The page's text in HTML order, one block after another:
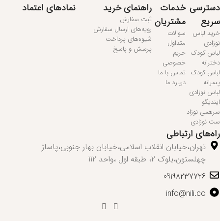
دسترسی
سریع
خرید لباس
نوزادی
لباس کودک
دخترانه
لباس کودک
پسرانه
لباس نوزادی
ایندیگو
سرهمی نوزاد
ست نوزادی
خدمات
مشتریان
سوالات
متداول
حریم
خصوصی
تماس با ما
درباره ما
راهنمای خرید
ثبت سفارش
رویه‌های ارسال سفارش
شیوه‌های پرداخت
پرسش و پاسخ
نمادهای اعتماد
راه‌های ارتباطی
تهران،خیابان انقلاب اسلامی،خیابان بهار جنوبی،پاساژ
چهلستون،بلوک 2، طبقه اول ،واحد 112
09198237726
info@nili.co